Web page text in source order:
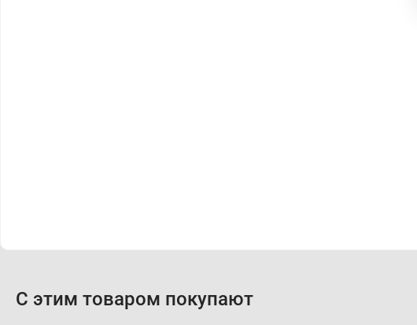
С этим товаром покупают